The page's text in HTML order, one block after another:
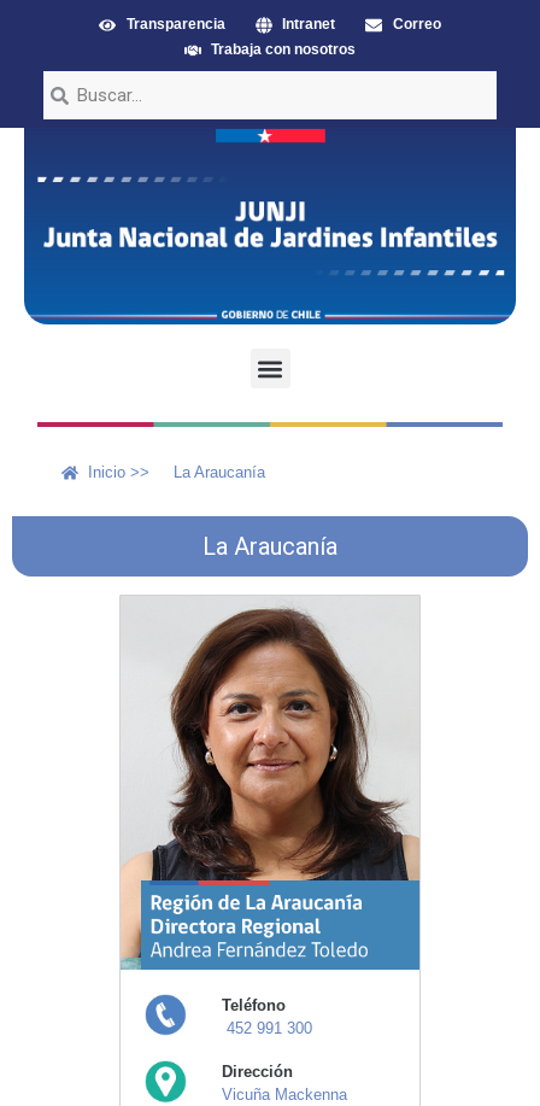
Transparencia Intranet
Correo
Trabaja con nosotros
Inicio >> La Araucanía
La Araucanía
Teléfono
452 991 300
Dirección
Vicuña Mackenna